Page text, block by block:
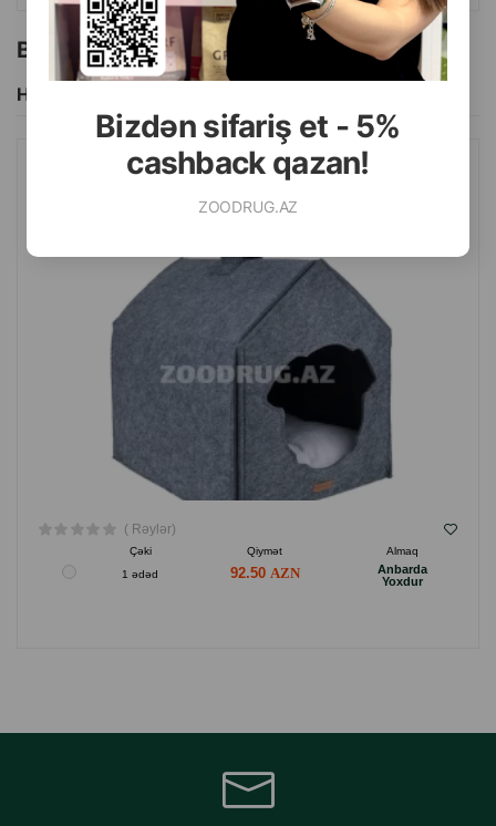
Bizdən sifariş et - 5%
cashback qazan!
ZOODRUG.AZ
Bu brendin başqa məhsulları
Hamısını Gör
AMIPLAY HYGGE IT EVI. RƏNG: BOZ. ÖLÇÜ: 33X42X42 SM.
( Rəylər)
Çəki Qiymət
Almaq
1 ədəd
92.50
Anbarda
Yoxdur